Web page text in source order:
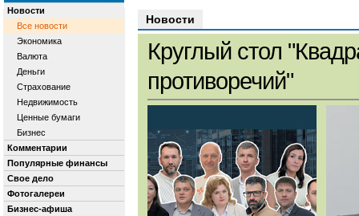
Новости
Все новости
Экономика
Валюта
Деньги
Страхование
Недвижимость
Ценные бумаги
Бизнес
Комментарии
Популярные финансы
Свое дело
Фотогалереи
Бизнес-афиша
Новости
Круглый стол
противоречий"